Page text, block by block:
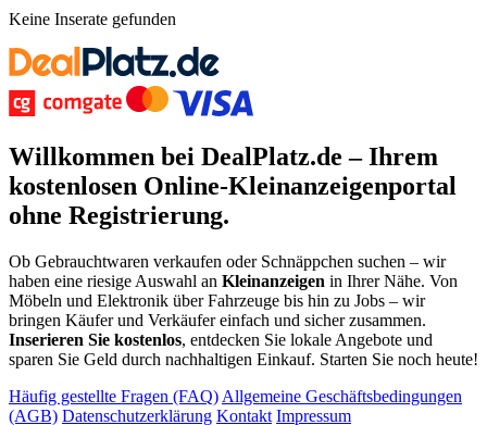
Keine Inserate gefunden
Willkommen bei DealPlatz.de – Ihrem
kostenlosen Online-Kleinanzeigenportal
ohne Registrierung.
Ob Gebrauchtwaren verkaufen oder Schnäppchen suchen – wir
haben eine riesige Auswahl an Kleinanzeigen in Ihrer Nähe. Von
Möbeln und Elektronik über Fahrzeuge bis hin zu Jobs – wir
bringen Käufer und Verkäufer einfach und sicher zusammen.
Inserieren Sie kostenlos, entdecken Sie lokale Angebote und
sparen Sie Geld durch nachhaltigen Einkauf. Starten Sie noch heute!
Häufig gestellte Fragen (FAQ) Allgemeine Geschäftsbedingungen
(AGB) Datenschutzerklärung Kontakt Impressum